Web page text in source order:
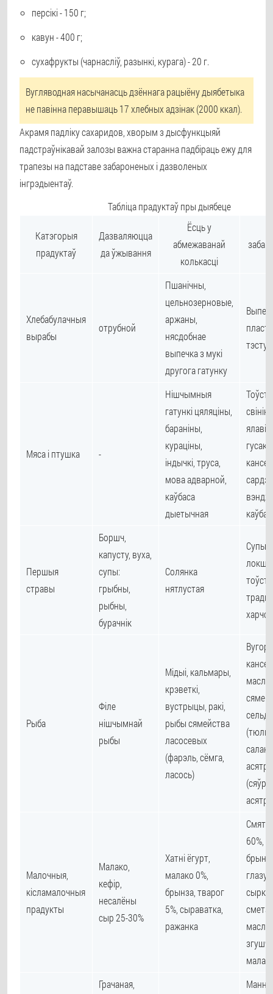
персікі - 150 г;
кавун - 400 г;
сухафрукты (чарнасліў, разынкі, курага) - 20 г.
Вугляводная насычанасць дзённага рацыёну дыябетыка
не павінна перавышаць 17 хлебных адзінак (2000 ккал).
Акрамя падліку сахаридов, хворым з дысфункцыяй
падстраўнікавай залозы важна старанна падбіраць ежу для
трапезы на падставе забароненых і дазволеных
інгрэдыентаў.
Табліца прадуктаў пры дыябеце
Катэгорыя
прадуктаў
Дазваляюцца
да ўжывання
Ёсць у
абмежаванай
колькасці
Хлебабулачныя
вырабы
отрубной
Пшанічны,
цельнозерновые,
аржаны,
нясдобнае
выпечка з мукі
другога гатунку
тэсту,
Мяса і птушка -
Нішчымныя
гатункі цяляціны,
бараніны,
кураціны,
індычкі, труса,
мова адварной,
каўбаса
дыетычная
Першыя
стравы
Боршч,
капусту, вуха,
супы:
грыбны,
рыбны,
бурачнік
Солянка
нятлустая
Супы з
харчо
Рыба
Філе
нішчымнай
рыбы
Мідыі, кальмары,
крэветкі,
вустрыцы, ракі,
рыбы сямейства
ласосевых
(фарэль, сёмга,
ласось)
Вугор,
Малочныя,
кісламалочныя
прадукты
Малако,
кефір,
несалёны
сыр 25-30%
Хатні ёгурт,
малако 0%,
брынза, тварог
5%, сыраватка,
ражанка
60%,
сыркі,
масла,
Грачаная,